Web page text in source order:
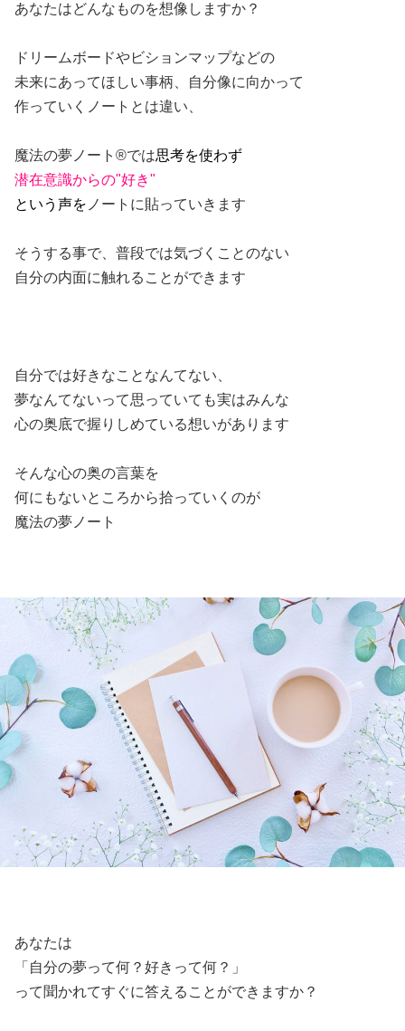
あなたはどんなものを想像しますか？
ドリームボードやビションマップなどの
未来にあってほしい事柄、自分像に向かって
作っていくノートとは違い、
魔法の夢ノート®︎では思考を使わず
潜在意識からの"好き"
という声を ノートに貼っていきます
そうする事で、普段では気づくことのない
自分の内面に触れることができます
自分では好きなことなんてない、
夢なんてないって思っていても実はみんな
心の奥底で握りしめている想いがあります
そんな心の奥の言葉を
何にもないところから拾っていくのが
魔法の夢ノート
あなたは
「自分の夢って何？好きって何？」
って聞かれてすぐに答えることができますか？